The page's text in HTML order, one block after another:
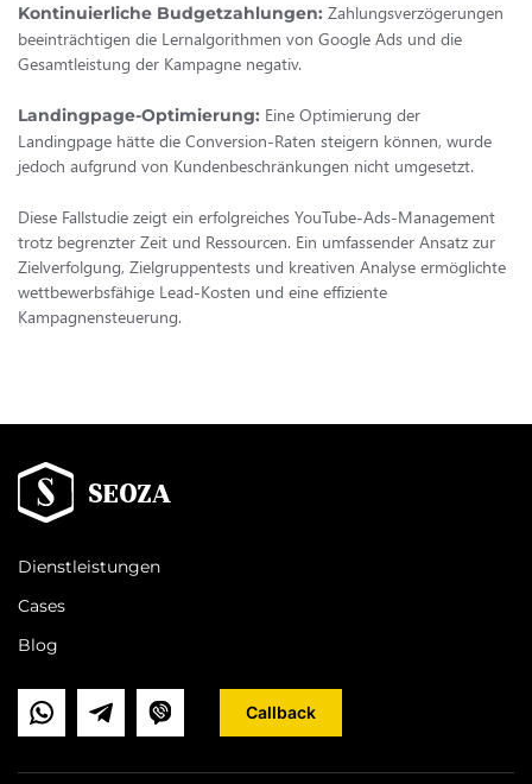
Kontinuierliche Budgetzahlungen: Zahlungsverzögerungen
beeinträchtigen die Lernalgorithmen von Google Ads und die
Gesamtleistung der Kampagne negativ.
Landingpage-Optimierung: Eine Optimierung der
Landingpage hätte die Conversion-Raten steigern können, wurde
jedoch aufgrund von Kundenbeschränkungen nicht umgesetzt.
Diese Fallstudie zeigt ein erfolgreiches YouTube-Ads-Management
trotz begrenzter Zeit und Ressourcen. Ein umfassender Ansatz zur
Zielverfolgung, Zielgruppentests und kreativen Analyse ermöglichte
wettbewerbsfähige Lead-Kosten und eine effiziente
Kampagnensteuerung.
Dienstleistungen
Cases
Blog
Callback